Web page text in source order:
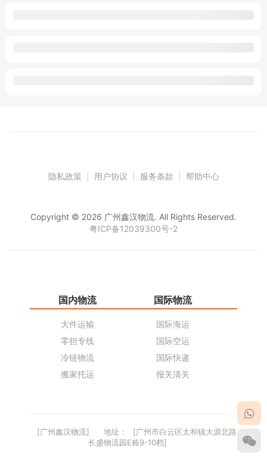
隐私政策 用户协议 服务条款 帮助中心
Copyright © 2026 广州鑫汉物流. All Rights Reserved.
粤ICP备12039300号-2
国内物流
大件运输
零担专线
冷链物流
搬家托运
国际物流
国际海运
国际空运
国际快递
报关清关
[广州鑫汉物流] 地址：
[广州市白云区太和镇大源北路
长盛物流园E栋9-10档]